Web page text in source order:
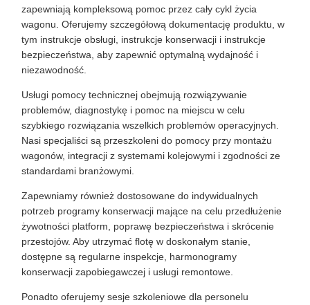
zapewniają kompleksową pomoc przez cały cykl życia
wagonu. Oferujemy szczegółową dokumentację produktu, w
tym instrukcje obsługi, instrukcje konserwacji i instrukcje
bezpieczeństwa, aby zapewnić optymalną wydajność i
niezawodność.
Usługi pomocy technicznej obejmują rozwiązywanie
problemów, diagnostykę i pomoc na miejscu w celu
szybkiego rozwiązania wszelkich problemów operacyjnych.
Nasi specjaliści są przeszkoleni do pomocy przy montażu
wagonów, integracji z systemami kolejowymi i zgodności ze
standardami branżowymi.
Zapewniamy również dostosowane do indywidualnych
potrzeb programy konserwacji mające na celu przedłużenie
żywotności platform, poprawę bezpieczeństwa i skrócenie
przestojów. Aby utrzymać flotę w doskonałym stanie,
dostępne są regularne inspekcje, harmonogramy
konserwacji zapobiegawczej i usługi remontowe.
Ponadto oferujemy sesje szkoleniowe dla personelu